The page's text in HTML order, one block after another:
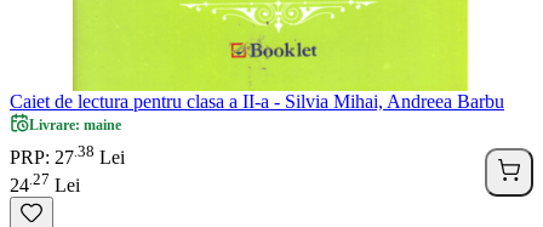
Caiet de lectura pentru clasa a II-a - Silvia Mihai, Andreea Barbu
Livrare: maine
PRP: 27 38 Lei
24 27 Lei